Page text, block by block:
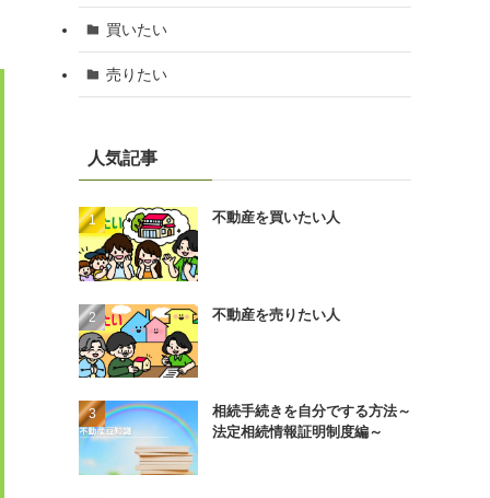
買いたい
売りたい
人気記事
不動産を買いたい人
不動産を売りたい人
相続手続きを自分でする方法～
法定相続情報証明制度編～